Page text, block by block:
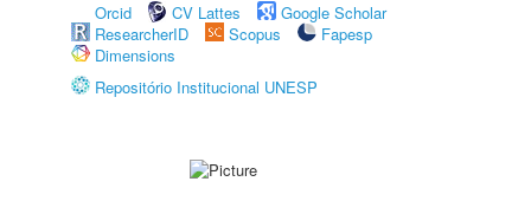
Orcid
CV Lattes
Google Scholar
ResearcherID
Scopus
Fapesp
Dimensions
Repositório Institucional UNESP